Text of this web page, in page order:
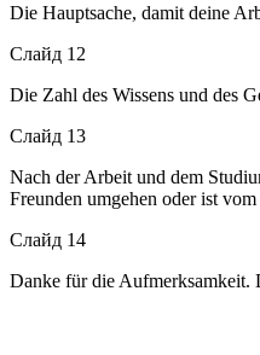
Die Hauptsache, damit deine
Слайд 12
Die Zahl des Wissens und des
Слайд 13
Nach der Arbeit und dem
Freunden umgehen oder ist
Слайд 14
Danke für die Aufmerksamkeit.